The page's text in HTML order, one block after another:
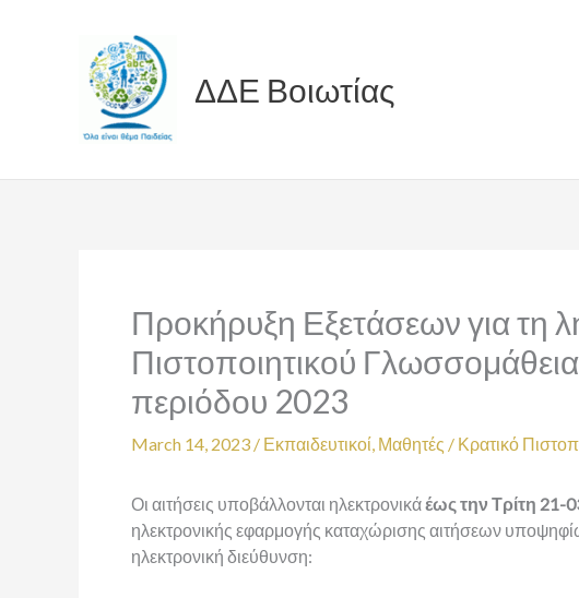
ΔΔΕ Βοιωτίας
Προκήρυξη Εξετάσεων για τη
Πιστοποιητικού
περιόδου 2023
March 14, 2023 / Εκπαιδευτικοί, Μαθητές / Κρατικό
Οι αιτήσεις υποβάλλονται ηλεκτρονικάέως την Τρίτη 21-
ηλεκτρονικής εφαρμογής καταχώρισης αιτήσεων
ηλεκτρονική διεύθυνση: